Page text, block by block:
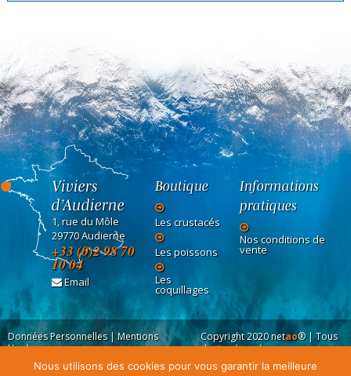
Viviers
d’Audierne
1, rue du Môle
29770 Audierne
+33 (0)2 98 70
10 04
Email
Boutique
Les crustacés
Les poissons
Les
coquillages
Informations
pratiques
Nos conditions de
vente
Données Personnelles| Mentions
légales
Copyright 2020netao®| Tous
droits réservés
Nous utilisons des cookies pour vous garantir la meilleure